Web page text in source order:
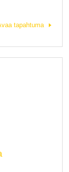
tapahtuma